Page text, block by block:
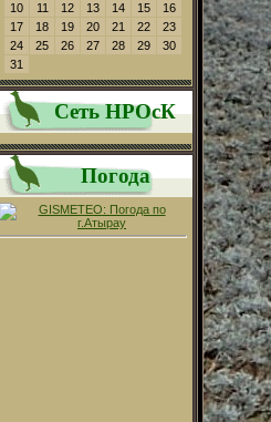
10
11 12 13 14 15
16
17
18 19 20 21 22
23
24
25 26 27 28 29
30
31
Сеть НРОсК
Погода